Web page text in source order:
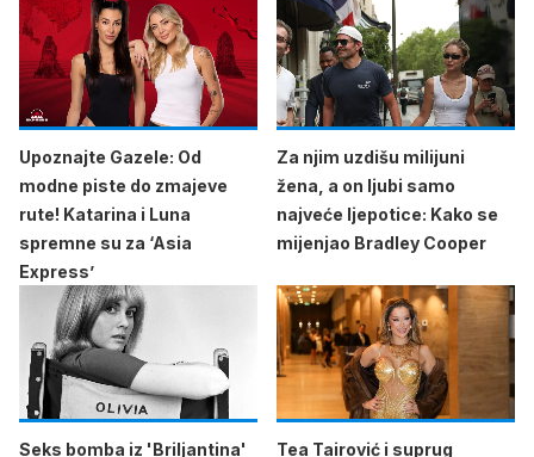
Upoznajte Gazele: Od
modne piste do zmajeve
rute! Katarina i Luna
spremne su za ‘Asia
Express’
Za njim uzdišu milijuni
žena, a on ljubi samo
najveće ljepotice: Kako se
mijenjao Bradley Cooper
Seks bomba iz 'Briljantina'
Tea Tairović i suprug